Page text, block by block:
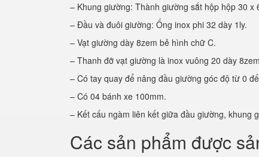
– Khung giường: Thành giường sắt hộp hộp 30 x
– Đầu và đuôi giường: Ống inox phi 32 dày 1ly.
– Vạt giường dày 8zem bẻ hình chữ C.
– Thanh đỡ vạt giường là inox vuông 20 dày
– Có tay quay để nâng đầu giường góc độ từ 0
– Có 04 bánh xe 100mm.
– Kết cấu ngàm liên kết giữa đầu giường, khung
Các sản phẩm được